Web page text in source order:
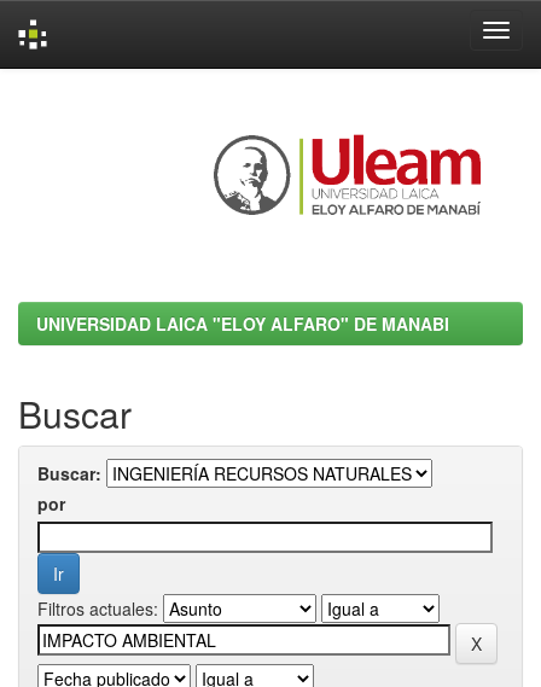
UNIVERSIDAD LAICA "ELOY ALFARO" DE MANABI
Buscar
Buscar:
por
Filtros actuales: